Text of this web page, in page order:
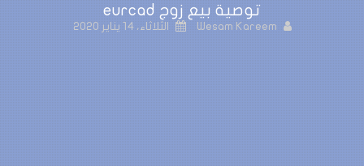
توصية بيع زوج eurcad
Wesam Kareem الثلاثاء، 14 يناير 2020